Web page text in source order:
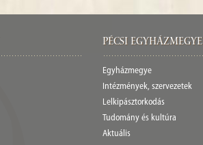
Pécsi egyházmegye
Egyházmegye
Intézmények, szervezetek
Lelkipásztorkodás
Tudomány és kultúra
Aktuális